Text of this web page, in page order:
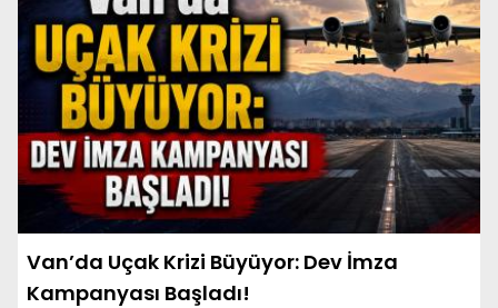
Van’da Uçak Krizi Büyüyor: Dev İmza
Kampanyası Başladı!